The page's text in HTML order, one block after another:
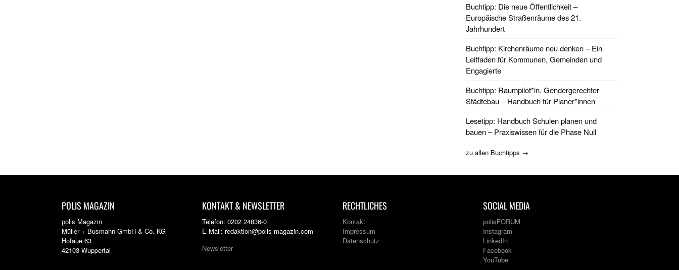
Buchtipp: Die neue Öffentlichkeit –
Europäische Straßenräume des 21.
Jahrhundert
Buchtipp: Kirchenräume neu denken – Ein
Leitfaden für Kommunen, Gemeinden und
Engagierte
Buchtipp: Raumpilot*in. Gendergerechter
Städtebau – Handbuch für Planer*innen
Lesetipp: Handbuch Schulen planen und
bauen – Praxiswissen für die Phase Null
zu allen Buchtipps →
POLIS MAGAZIN
polis Magazin
Müller + Busmann GmbH & Co. KG
Hofaue 63
42103 Wuppertal
KONTAKT & NEWSLETTER
Telefon: 0202 24836-0
E-Mail: redaktion@polis-magazin.com
Newsletter
RECHTLICHES
Kontakt
Impressum
Datenschutz
SOCIAL MEDIA
polisFORUM
Instagram
LinkedIn
Facebook
YouTube